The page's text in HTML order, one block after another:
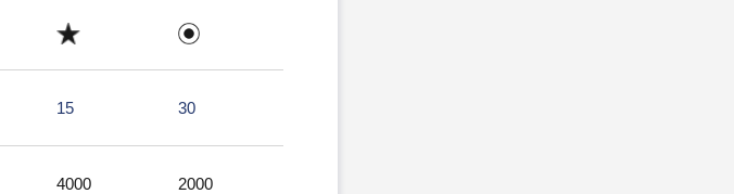
15 30
4000 2000